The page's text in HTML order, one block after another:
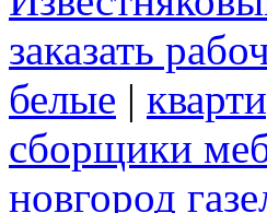
заказать
белые |
сборщики
новгород